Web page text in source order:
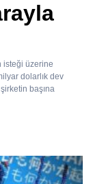
isteği üzerine
dolarlık dev
başına